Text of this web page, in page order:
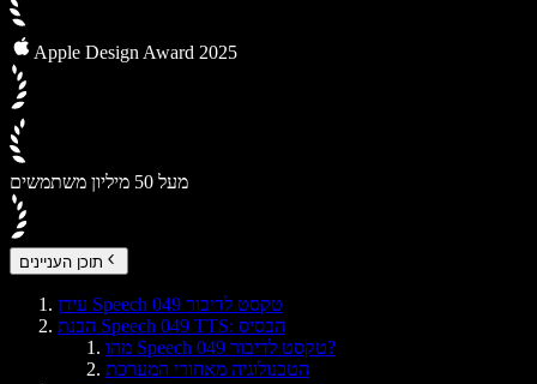
Apple Design Award 2025
מעל 50 מיליון משתמשים
תוכן העניינים
עידן Speech 049 טקסט לדיבור
הבנת Speech 049 TTS: הבסיס
מהו Speech 049 טקסט לדיבור?
הטכנולוגיה מאחורי המערכת